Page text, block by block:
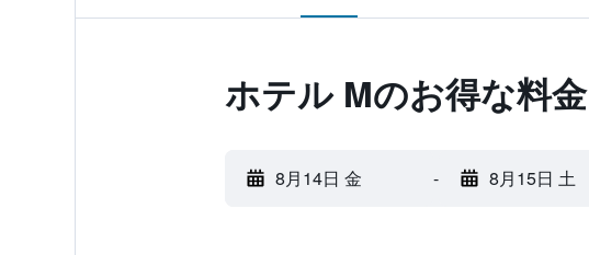
ホテル Mのお得な料金
8月14日 金 - 8月15日 土